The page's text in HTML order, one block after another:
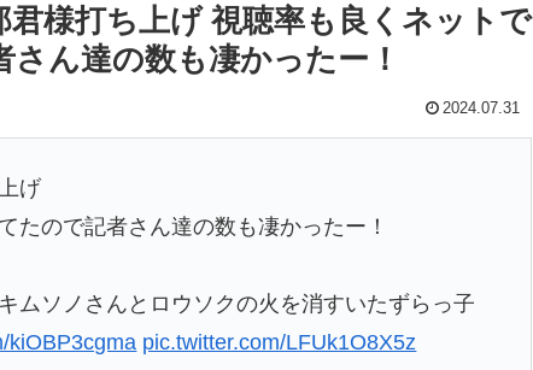
様打ち上げ 視聴率も良くネットで
ん達の数も凄かったー！
2024.07.31
げ
たので記者さん達の数も凄かったー！
ムソノさんとロウソクの火を消すいたずらっ子
kiOBP3cgma pic.twitter.com/LFUk1O8X5z